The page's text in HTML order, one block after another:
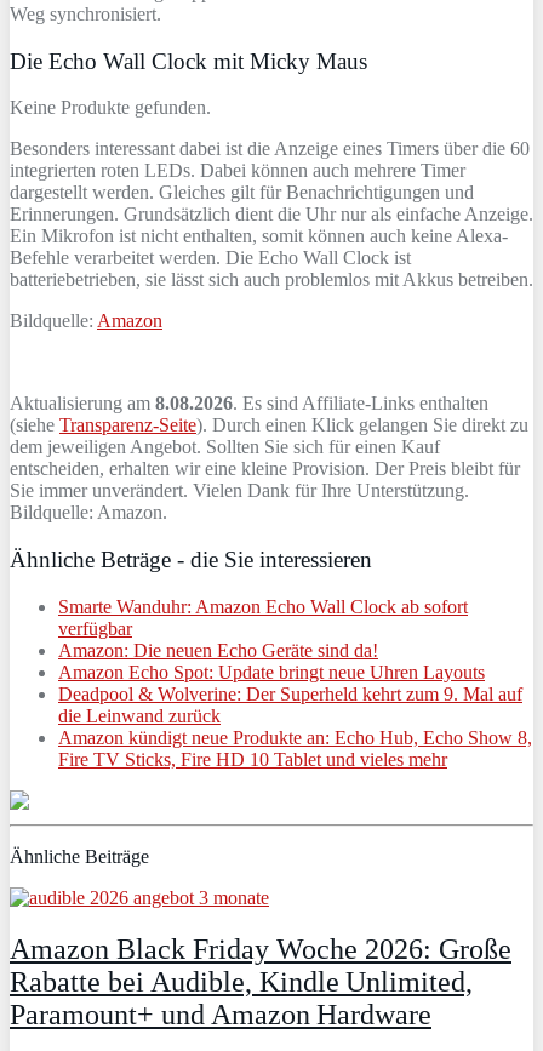
Weg synchronisiert.
Die Echo Wall Clock mit Micky Maus
Keine Produkte gefunden.
Besonders interessant dabei ist die Anzeige eines Timers über die 60
integrierten roten LEDs. Dabei können auch mehrere Timer
dargestellt werden. Gleiches gilt für Benachrichtigungen und
Erinnerungen. Grundsätzlich dient die Uhr nur als einfache Anzeige.
Ein Mikrofon ist nicht enthalten, somit können auch keine Alexa-
Befehle verarbeitet werden. Die Echo Wall Clock ist
batteriebetrieben, sie lässt sich auch problemlos mit Akkus betreiben.
Bildquelle: Amazon
Aktualisierung am 8.08.2026. Es sind Affiliate-Links enthalten
(siehe Transparenz-Seite). Durch einen Klick gelangen Sie direkt zu
dem jeweiligen Angebot. Sollten Sie sich für einen Kauf
entscheiden, erhalten wir eine kleine Provision. Der Preis bleibt für
Sie immer unverändert. Vielen Dank für Ihre Unterstützung.
Bildquelle: Amazon.
Ähnliche Beträge - die Sie interessieren
Smarte Wanduhr: Amazon Echo Wall Clock ab sofort
verfügbar
Amazon: Die neuen Echo Geräte sind da!
Amazon Echo Spot: Update bringt neue Uhren Layouts
Deadpool & Wolverine: Der Superheld kehrt zum 9. Mal auf
die Leinwand zurück
Amazon kündigt neue Produkte an: Echo Hub, Echo Show 8,
Fire TV Sticks, Fire HD 10 Tablet und vieles mehr
Ähnliche Beiträge
Amazon Black Friday Woche 2026: Große
Rabatte bei Audible, Kindle Unlimited,
Paramount+ und Amazon Hardware